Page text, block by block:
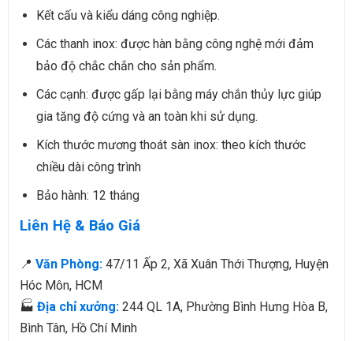
Kết cấu và kiểu dáng công nghiệp.
Các thanh inox: được hàn bằng công nghệ mới đảm
bảo độ chắc chắn cho sản phẩm.
Các cạnh: được gấp lại bằng máy chắn thủy lực giúp
gia tăng độ cứng và an toàn khi sử dụng.
Kích thước mương thoát sàn inox: theo kích thước
chiều dài công trình
Bảo hành: 12 tháng
Liên Hệ & Báo Giá
📍 Văn Phòng:47/11 Ấp 2, Xã Xuân Thới Thượng, Huyện
Hóc Môn, HCM
🏭 Địa chỉ xưởng:244 QL 1A, Phường Bình Hưng Hòa B,
Bình Tân, Hồ Chí Minh